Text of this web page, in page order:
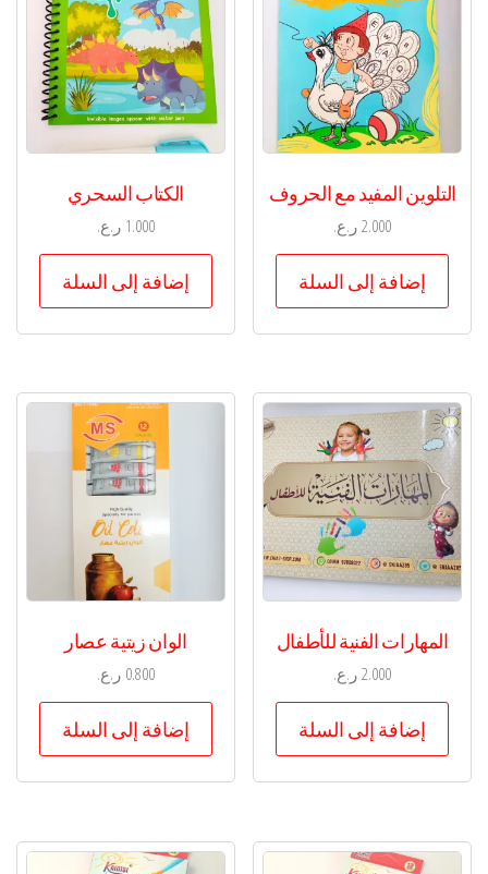
التلوين المفيد مع الحروف
2.000ر.ع.
إضافة إلى السلة
الكتاب السحري
1.000 ر.ع.
إضافة إلى السلة
المهارات الفنية للأطفال
2.000ر.ع.
إضافة إلى السلة
الوان زيتية عصار
0.800 ر.ع.
إضافة إلى السلة